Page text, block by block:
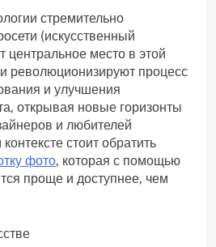
стремительно
(искусственный
центральное место в этой
революционизируют процесс
и улучшения
открывая новые горизонты
и любителей
стоит обратить
фото, которая с помощью
проще и доступнее, чем